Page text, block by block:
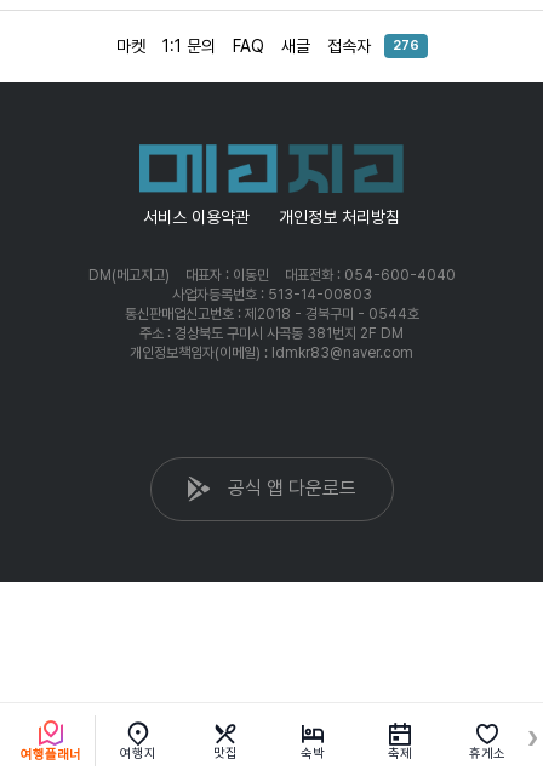
마켓 1:1 문의 FAQ 새글 접속자 276
서비스 이용약관 개인정보 처리방침
DM(메고지고) 대표자 : 이동민
대표전화 : 054-600-4040
사업자등록번호 : 513-14-00803
통신판매업신고번호 : 제2018 - 경북구미 - 0544호
주소 : 경상북도 구미시 사곡동 381번지 2F DM
개인정보책임자(이메일) : ldmkr83@naver.com
공식 앱 다운로드
여행플래너 여행지 맛집 숙박 축제 휴게소